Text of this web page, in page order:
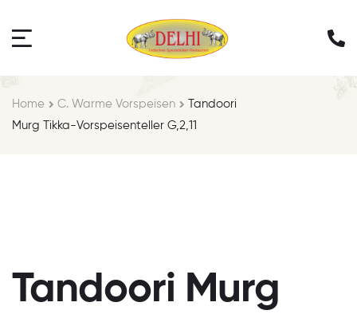
Home C. Warme Vorspeisen
Tandoori
Murg Tikka-Vorspeisenteller G,2,11
Tandoori Murg